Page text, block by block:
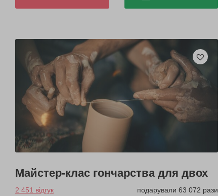
Майстер-клас гончарства для двох
2 451 відгук
подарували 63 072 рази